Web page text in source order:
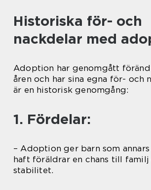
Historiska för- och
nackdelar med
Adoption har genomgått
åren och har sina egna för- och
är en historisk genomgång:
1. Fördelar:
– Adoption ger barn som
haft föräldrar en chans till familj
stabilitet.